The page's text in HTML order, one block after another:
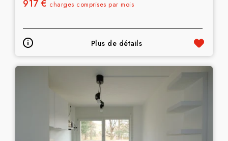
917 € charges comprises par mois
Plus de détails